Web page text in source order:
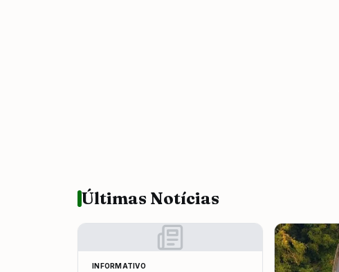
Últimas Notícias
INFORMATIVO